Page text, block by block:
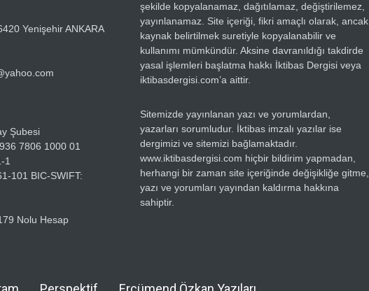
Yenişehir ANKARA
Şubesi
7806 1000 01
1
101 BIC-SWIFT:
Nolu Hesap
şekilde kopyalanamaz, dağıtılamaz, değiştirilemez,
yayınlanamaz. Site içeriği, fikri amaçlı olarak, ancak
kaynak belirtilmek suretiyle kopyalanabilir ve
kullanımı mümkündür. Aksine davranıldığı takdirde
yasal işlemleri başlatma hakkı İktibas Dergisi veya
iktibasdergisi.com’a aittir.
Sitemizde yayınlanan yazı ve yorumlardan,
yazarları sorumludur. İktibas imzalı yazılar ise
dergimizi ve sitemizi bağlamaktadır.
www.iktibasdergisi.com hiçbir bildirim yapmadan,
herhangi bir zaman site içeriğinde değişikliğe gitme,
yazı ve yorumları yayından kaldırma hakkına
sahiptir.